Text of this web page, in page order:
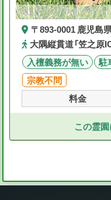
〒893-0001 鹿児島
大隅縦貫道「笠之原
入檀義務が無い
駐
宗教不問
料金
この霊